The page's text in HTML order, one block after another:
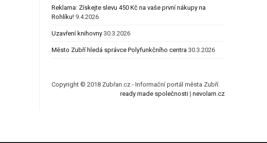
Reklama: Získejte slevu 450 Kč na vaše první nákupy na
Rohlíku! 9.4.2026
Uzavření knihovny 30.3.2026
Město Zubří hledá správce Polyfunkčního centra 30.3.2026
Copyright © 2018 Zubřan.cz - Informační portál města Zubří.
ready made společnosti| nevolam.cz